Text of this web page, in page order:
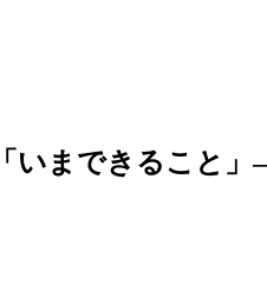
まできること」